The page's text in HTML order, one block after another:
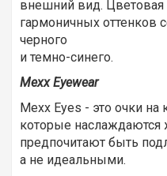
внешний вид. Цветовая
гармоничных оттенков
черного
и темно-синего.
Mexx Eyewear
Mexx Eyes - это очки
которые
предпочитают быть
а не идеальными.